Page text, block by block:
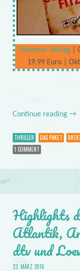
Droemer Verlag |
19,99 Euro |
Continue reading →
THRILLER DAS PAKET
1 COMMENT
Highlights
Atlantik,
dtv und
23. MÄRZ 2016